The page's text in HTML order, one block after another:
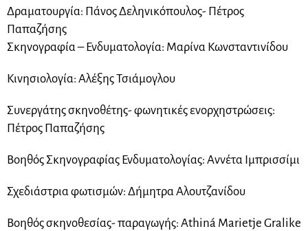
Δραματουργία: Πάνος Δεληνικόπουλος- Πέτρος
Παπαζήσης
Σκηνογραφία – Ενδυματολογία: Μαρίνα Κωνσταντινίδου
Κινησιολογία: Αλέξης Τσιάμογλου
Συνεργάτης σκηνοθέτης- φωνητικές ενορχηστρώσεις:
Πέτρος Παπαζήσης
Βοηθός Σκηνογραφίας Ενδυματολογίας: Αννέτα Ιμπρισσίμι
Σχεδιάστρια φωτισμών: Δήμητρα Αλουτζανίδου
Βοηθός σκηνοθεσίας- παραγωγής: Athiná Marietje Gralike